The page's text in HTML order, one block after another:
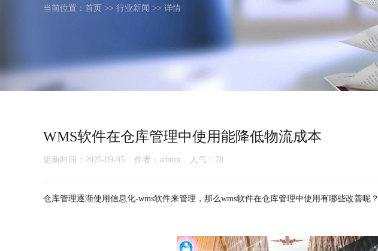
当前位置： 首页 >> 行业新闻 >> 详情
WMS软件在仓库管理中使用能降低物流成本
更新时间：2025-09-05 作者：admin 人气： 78
仓库管理逐渐使用信息化-wms软件来管理，那么wms软件在仓库管理中使用有哪些改善呢？